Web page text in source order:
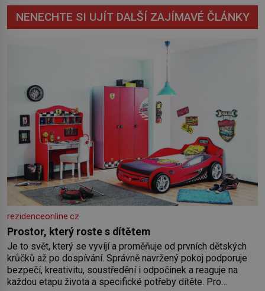
NENECHTE SI UJÍT DALŠÍ ZAJÍMAVÉ ČLÁNKY
rezidenceonline.cz
Prostor, který roste s dítětem
Je to svět, který se vyvíjí a proměňuje od prvních dětských
krůčků až po dospívání. Správně navržený pokoj podporuje
bezpečí, kreativitu, soustředění i odpočinek a reaguje na
každou etapu života a specifické potřeby dítěte. Pro